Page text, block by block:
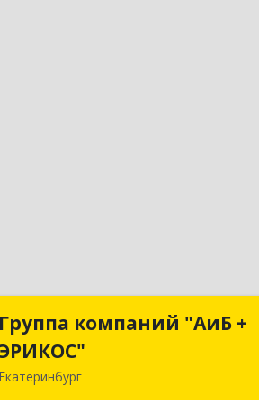
Группа компаний "АиБ +
Екатеринбург
Группа компаний "АиБ +